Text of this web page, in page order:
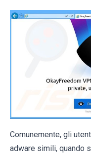
Comunemente, gli
adware simili, quando